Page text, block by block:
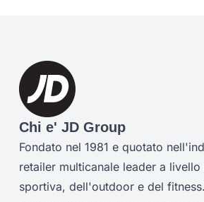
Chi e' JD Group
Fondato nel 1981 e quotato
retailer multicanale leader a
sportiva, dell'outdoor e del